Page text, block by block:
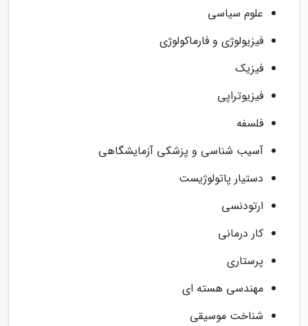
علوم سیاسی
فیزیولوژی و فارماکولوژی
فیزیک
فیزیوتراپی
فلسفه
آسیب شناسی و پزشکی آزمایشگاهی
دستیار پاتولوژیست
ارتودنسی
کار درمانی
پرستاری
مهندسی هسته ای
شناخت موسیقی